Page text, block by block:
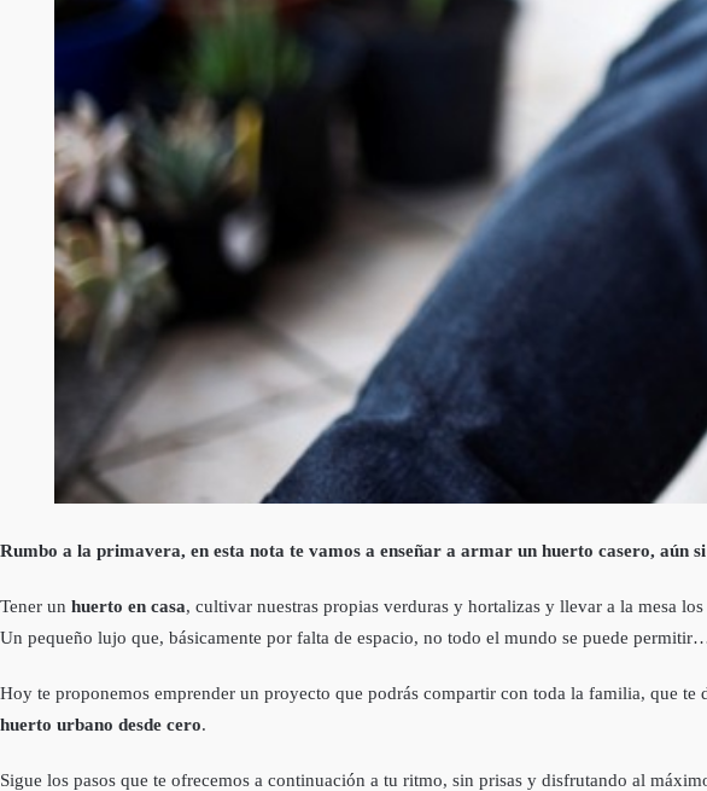
Rumbo a la primavera, en esta nota te vamos a enseñar a armar un huerto casero, aún si
Tener un huerto en casa, cultivar nuestras propias verduras y hortalizas y llevar a la mesa
Un pequeño lujo que, básicamente por falta de espacio, no todo el mundo se puede
Hoy te proponemos emprender un proyecto que podrás compartir con toda la familia, que
huerto urbano desde cero.
Sigue los pasos que te ofrecemos a continuación a tu ritmo, sin prisas y disfrutando al